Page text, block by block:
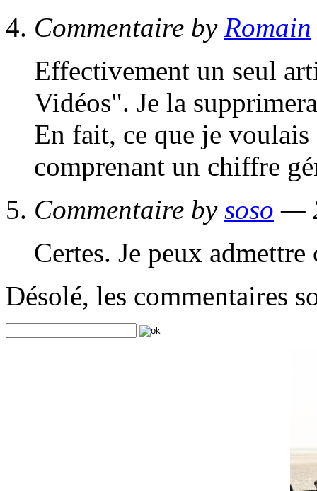
Commentaire by Romain
Effectivement un seul
Vidéos". Je la
En fait, ce que je voulais
comprenant un chiffre
Commentaire by soso —
Certes. Je peux
Désolé, les commentaires